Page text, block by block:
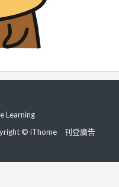
Learning
© iThome
刊登廣告